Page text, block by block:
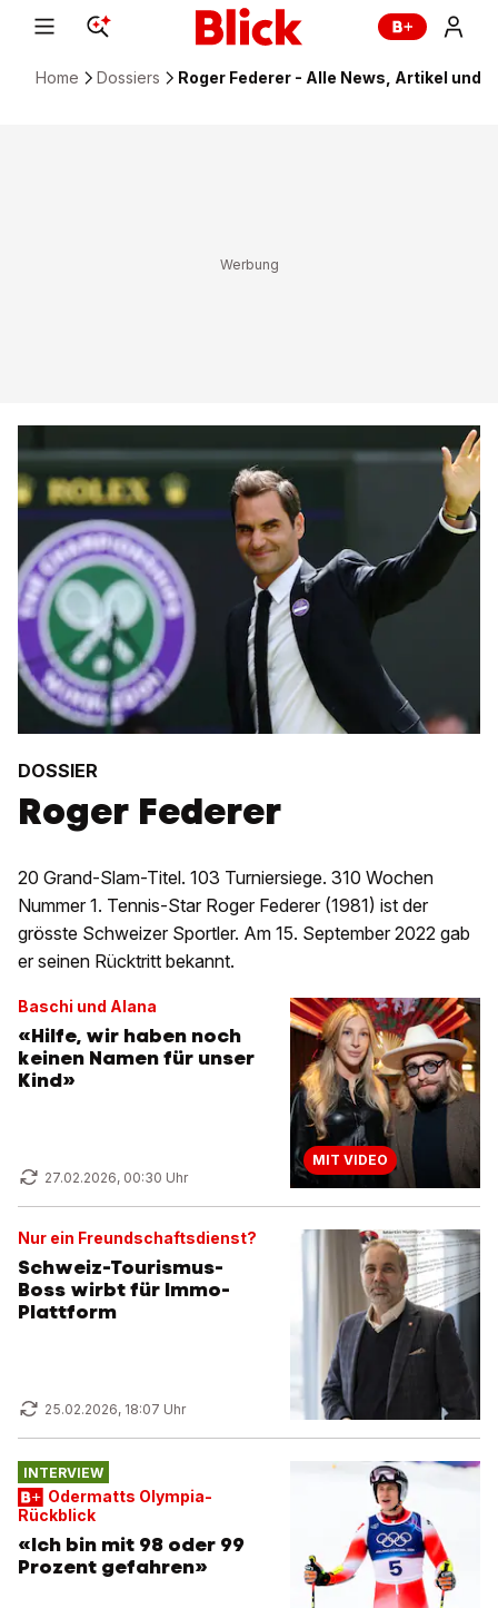
Home Dossiers Roger Federer - Alle News, Artikel und
DOSSIER
Roger Federer
20 Grand-Slam-Titel. 103 Turniersiege. 310 Wochen
Nummer 1. Tennis-Star Roger Federer (1981) ist der
grösste Schweizer Sportler. Am 15. September 2022 gab
er seinen Rücktritt bekannt.
Baschi und Alana
«Hilfe, wir haben noch
keinen Namen für unser
Kind»
27.02.2026, 00:30 Uhr
MIT VIDEO
Nur ein Freundschaftsdienst?
Schweiz-Tourismus-
Boss wirbt für Immo-
Plattform
25.02.2026, 18:07 Uhr
INTERVIEW
Odermatts Olympia-
Rückblick
«Ich bin mit 98 oder 99
Prozent gefahren»